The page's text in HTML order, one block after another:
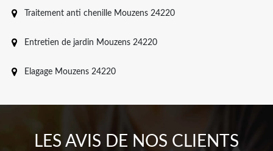
Traitement anti chenille Mouzens 24220
Entretien de jardin Mouzens 24220
Elagage Mouzens 24220
LES AVIS DE NOS CLIENTS